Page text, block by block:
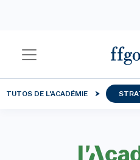
TUTOS DE L'ACADÉMIE